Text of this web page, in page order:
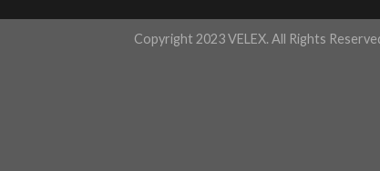
Copyright 2023 VELEX. All Rights